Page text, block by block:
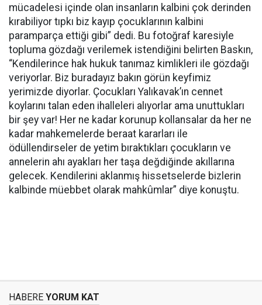
mücadelesi içinde olan insanların kalbini çok derinden
kırabiliyor tıpkı biz kayıp çocuklarının kalbini
paramparça ettiği gibi” dedi. Bu fotoğraf karesiyle
topluma gözdağı verilemek istendiğini belirten Baskın,
“Kendilerince hak hukuk tanımaz kimlikleri ile gözdağı
veriyorlar. Biz buradayız bakın görün keyfimiz
yerimizde diyorlar. Çocukları Yalıkavak’ın cennet
koylarını talan eden ihalleleri alıyorlar ama unuttukları
bir şey var! Her ne kadar korunup kollansalar da her ne
kadar mahkemelerde beraat kararları ile
ödüllendirseler de yetim bıraktıkları çocukların ve
annelerin ahı ayakları her taşa değdiğinde akıllarına
gelecek. Kendilerini aklanmış hissetselerde bizlerin
kalbinde müebbet olarak mahkûmlar” diye konuştu.
HABERE YORUM KAT